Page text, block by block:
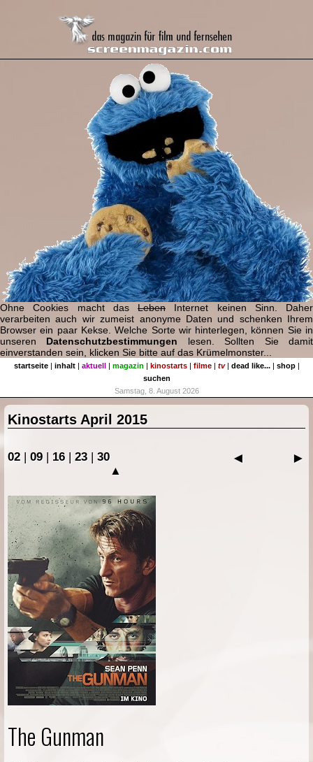
startseite| inhalt| aktuell| magazin | kinostarts| filme| tv| dead like...| shop|
suchen
Samstag, 8. August 2026
Kinostarts April 2015
◄ ►
02 |09 | 16 |23 |30
▲
The Gunman
Ohne Cookies macht das Leben Internet keinen Sinn. Daher
verarbeiten auch wir zumeist anonyme Daten und schenken Ihrem
Browser ein paar Kekse. Welche Sorte wir hinterlegen, können Sie in
unseren Datenschutzbestimmungen lesen. Sollten Sie damit
einverstanden sein, klicken Sie bitte auf das Krümelmonster...